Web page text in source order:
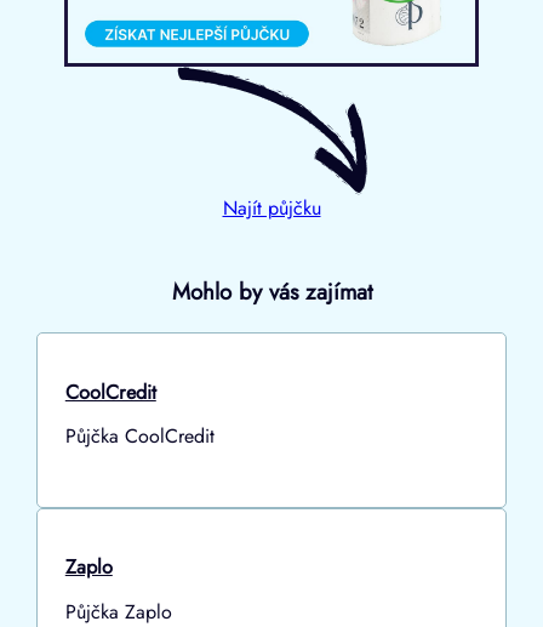
Najít půjčku
Mohlo by vás zajímat
CoolCredit
Půjčka CoolCredit
Zaplo
Půjčka Zaplo